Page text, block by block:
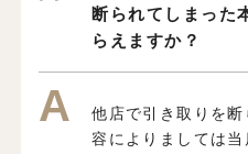
断られてしまった
らえますか？
他店で引き取りを
容によりましては